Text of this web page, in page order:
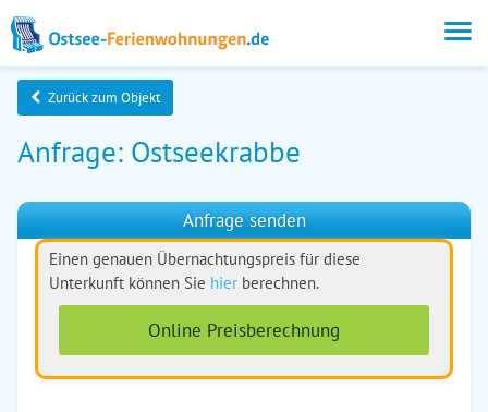
Zurück zum Objekt
Anfrage: Ostseekrabbe
Anfrage senden
Einen genauen Übernachtungspreis für diese
Unterkunft können Sie hier berechnen.
Online Preisberechnung